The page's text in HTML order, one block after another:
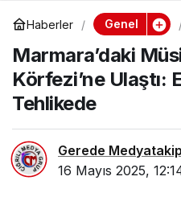
Haberler Genel
Marmara’daki
Körfezi’ne Ulaştı:
Tehlikede
Gerede Medyatakip
16 Mayıs 2025,